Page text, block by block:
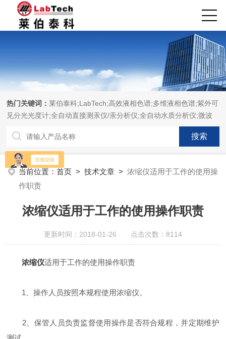
热门关键词：莱伯泰科;LabTech;高效液相色谱;多维液相色谱;紫外可
见分光光度计;全自动直接测汞仪/汞分析仪;全自动水质分析仪;微波
消解萃取系统;微波合成系统;微波灰化磺化系统;全自动固相萃取系
统;Dryvap全自动溶剂蒸发系统;激光固体烧蚀进样系统;循环水冷却
器;电热消解仪;微控数显电热板;光波加热仪;磁力搅拌器;分析仪器;实
验室设备;样品前处理仪器;实验室信息管理系统（LIMS;超净实验室
设计与工程;通风柜;化学安全柜;AAICPICP-MSUV-VISHPLC耗材和
配件
当前位置：首页 >技术文章 >浓缩仪适用于工作的使用操
作职责
浓缩仪适用于工作的使用操作职责
更新时间：2018-01-26 点击次数：8114
浓缩仪适用于工作的使用操作职责
1、操作人员按照本规程使用浓缩仪。
2、保管人员负责监督使用操作是否符合规程，并定期维护